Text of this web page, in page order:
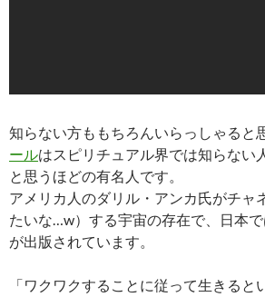
知らない方ももちろんいらっしゃると
ールはスピリチュアル界では知らない
と思うほどの有名人です。
アメリカ人のダリル・アンカ氏がチャ
たいな…w）する宇宙の存在で、日本
が出版されています。
「ワクワクすることに従って生きると